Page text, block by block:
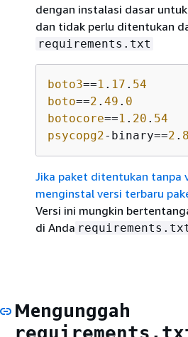
dengan instalasi dasar
dan tidak perlu ditentukan
requirements.txt
boto3==1 . 17 . 54
boto==2 . 49 . 0
botocore==1 . 20 . 54
psycopg2-binary==2 . 8
Jika paket ditentukan tanpa
menginstal versi terbaru
Versi ini mungkin
di Anda
Mengunggah